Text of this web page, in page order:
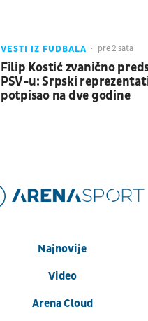
VESTI IZ FUDBALA pre 2 sata
Filip Kostić zvanično
PSV-u: Srpski
potpisao na dve godine
Najnovije
Video
Arena Cloud